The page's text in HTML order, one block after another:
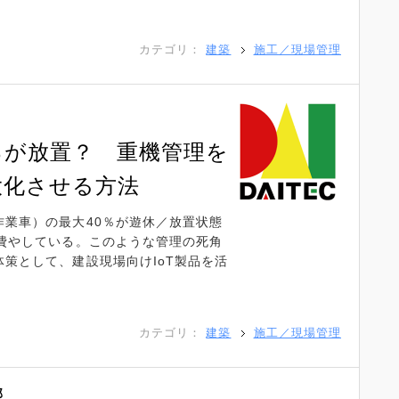
カテゴリ： 建築 施工／現場管理
が放置？ 重機管理を
させる方法
車）の最大40％が遊休／放置状態
している。このような管理の死角
として、建設現場向けIoT製品を活
カテゴリ： 建築 施工／現場管理